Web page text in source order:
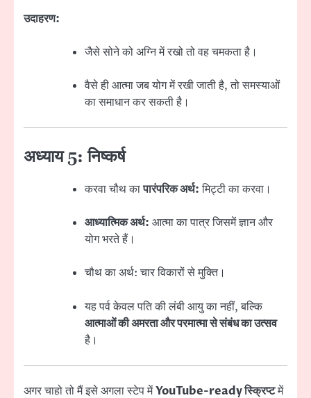
उदाहरण:
जैसे सोने को अग्नि में रखो तो वह चमकता है।
वैसे ही आत्मा जब योग में रखी जाती है, तो समस्याओं
का समाधान कर सकती है।
अध्याय 5: निष्कर्ष
करवा चौथ कापारंपरिक अर्थ:मिट्टी का करवा।
आध्यात्मिक अर्थ: आत्मा का पात्र जिसमें ज्ञान और
योग भरते हैं।
चौथ का अर्थ: चार विकारों से मुक्ति।
यह पर्व केवल पति की लंबी आयु का नहीं, बल्कि
आत्माओं की अमरता और परमात्मा से संबंध का उत्सव
है।
अगर चाहो तो मैं इसे अगला स्टेप मेंYouTube-ready स्क्रिप्टमें